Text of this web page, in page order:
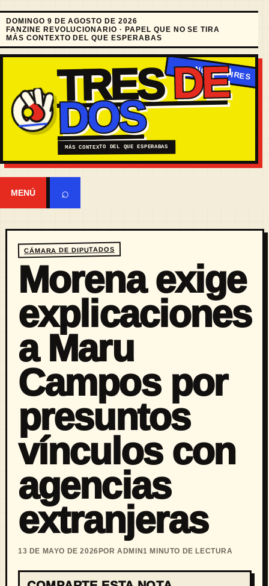
DOMINGO 9 DE AGOSTO DE 2026
FANZINE REVOLUCIONARIO · PAPEL QUE NO SE TIRA
MÁS CONTEXTO DEL QUE ESPERABAS
TRESDE
DOS
MÁS CONTEXTO DEL QUE ESPERABAS
MENÚ ⌕
CÁMARA DE DIPUTADOS
Morena exige
explicaciones
a Maru
Campos por
presuntos
vínculos con
agencias
extranjeras
13 DE MAYO DE 2026 POR ADMIN1 MINUTO DE LECTURA